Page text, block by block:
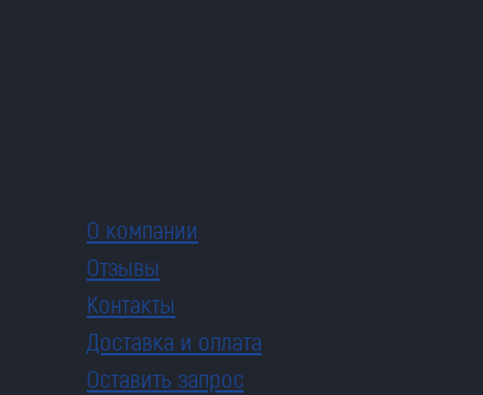
О компании
Отзывы
Контакты
Доставка и оплата
Оставить запрос